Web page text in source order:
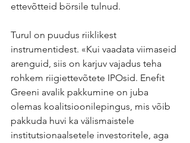
ettevõtteid börsile tulnud.
Turul on puudus riiklikest
instrumentidest. «Kui vaadata viimaseid
arenguid, siis on karjuv vajadus teha
rohkem riigiettevõtete IPOsid. Enefit
Greeni avalik pakkumine on juba
olemas koalitsioonilepingus, mis võib
pakkuda huvi ka välismaistele
institutsionaalsetele investoritele, aga